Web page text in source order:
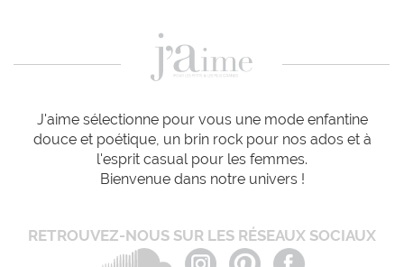
J'aime sélectionne pour vous une mode enfantine
douce et poétique, un brin rock pour nos ados et à
l'esprit casual pour les femmes.
Bienvenue dans notre univers !
RETROUVEZ-NOUS SUR LES RÉSEAUX SOCIAUX